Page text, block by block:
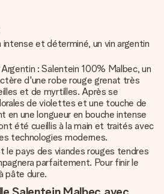
intense et déterminé, un vin argentin
: Salentein 100% Malbec, un
d'une robe rouge grenat très
et de myrtilles. Après se
de violettes et une touche de
en une longueur en bouche intense
été cueillis à la main et traités avec
technologies modernes.
le pays des viandes rouges tendres
parfaitement. Pour finir le
pâte dure.